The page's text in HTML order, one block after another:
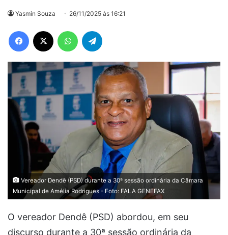
Yasmin Souza 26/11/2025 às 16:21
Facebook WhatsApp
Vereador Dendê (PSD) durante a 30ª sessão ordinária da Câmara
Municipal de Amélia Rodrigues - Foto: FALA GENEFAX
O vereador Dendê (PSD) abordou, em seu
discurso durante a 30ª sessão ordinária da